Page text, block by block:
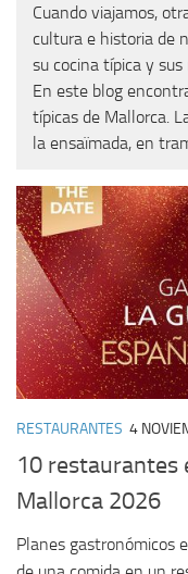
Cuando viajamos,
cultura e historia de
su cocina típica y sus
En este blog
típicas de Mallorca.
la ensaïmada, en
RESTAURANTES 4
10 restaurantes
Mallorca 2026
Planes gastronómicos